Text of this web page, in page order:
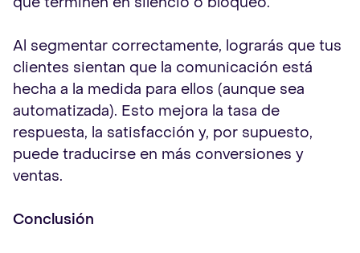
Al segmentar correctamente, lograrás que tus
clientes sientan que la comunicación está
hecha a la medida para ellos (aunque sea
automatizada). Esto mejora la tasa de
respuesta, la satisfacción y, por supuesto,
puede traducirse en más conversiones y
ventas.
Conclusión